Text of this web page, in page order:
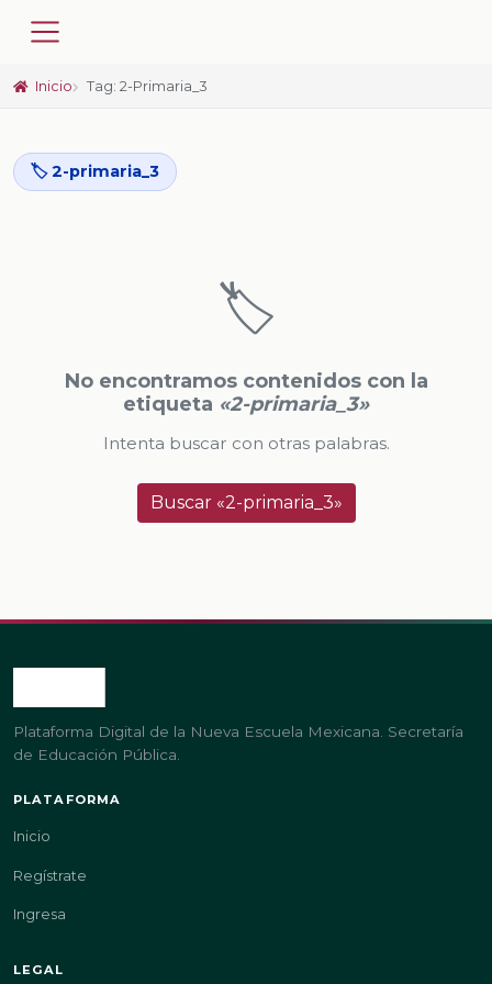
Inicio Tag: 2-Primaria_3
🏷️ 2-primaria_3
🏷️
No encontramos contenidos con la
etiqueta «2-primaria_3»
Intenta buscar con otras palabras.
Buscar «2-primaria_3»
Plataforma Digital de la Nueva Escuela Mexicana. Secretaría
de Educación Pública.
PLATAFORMA
Inicio
Regístrate
Ingresa
LEGAL